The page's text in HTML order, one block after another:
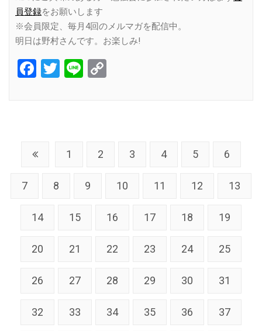
員登録をお願いします
※会員限定、毎月4回のメルマガを配信中。
明日は野村さんです。お楽しみ!
Facebook
Twitter
Line
1 2 3 4 5 6
7 8 9 10 11 12 13
14 15 16 17 18 19
20 21 22 23 24 25
26 27 28 29 30 31
32 33 34 35 36 37